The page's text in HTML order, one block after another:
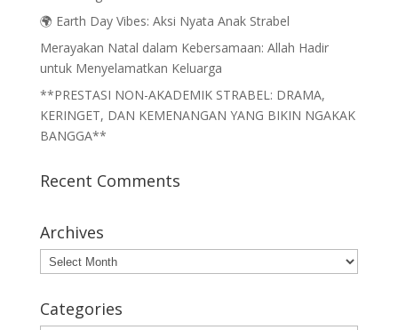
🌍 Earth Day Vibes: Aksi Nyata Anak Strabel
Merayakan Natal dalam Kebersamaan: Allah Hadir
untuk Menyelamatkan Keluarga
**PRESTASI NON-AKADEMIK STRABEL: DRAMA,
KERINGET, DAN KEMENANGAN YANG BIKIN NGAKAK
BANGGA**
Recent Comments
Archives
Archives
Categories